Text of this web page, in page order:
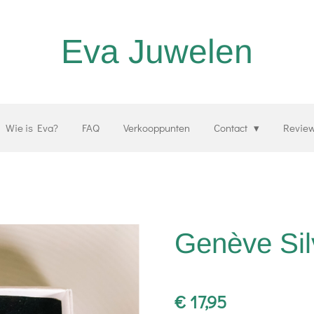
Eva Juwelen
Wie is Eva? FAQ Verkooppunten Contact
Genève
€ 17,95